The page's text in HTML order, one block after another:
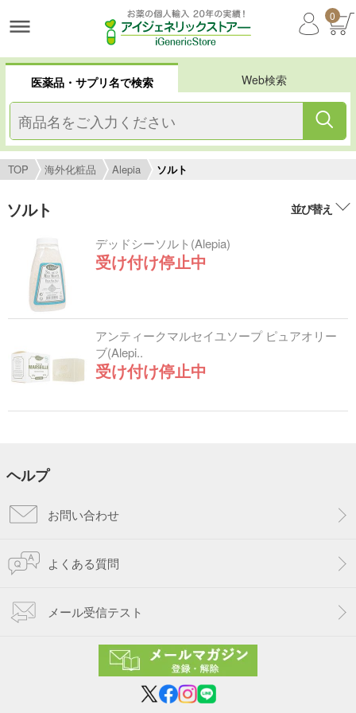
0
医薬品・サプリ名で検索 Web検索
TOP 海外化粧品 Alepia ソルト
ソルト 並び替え
デッドシーソルト(Alepia)
受け付け停止中
アンティークマルセイユソープ ピュアオリー
ブ(Alepi..
受け付け停止中
ヘルプ
お問い合わせ
よくある質問
メール受信テスト